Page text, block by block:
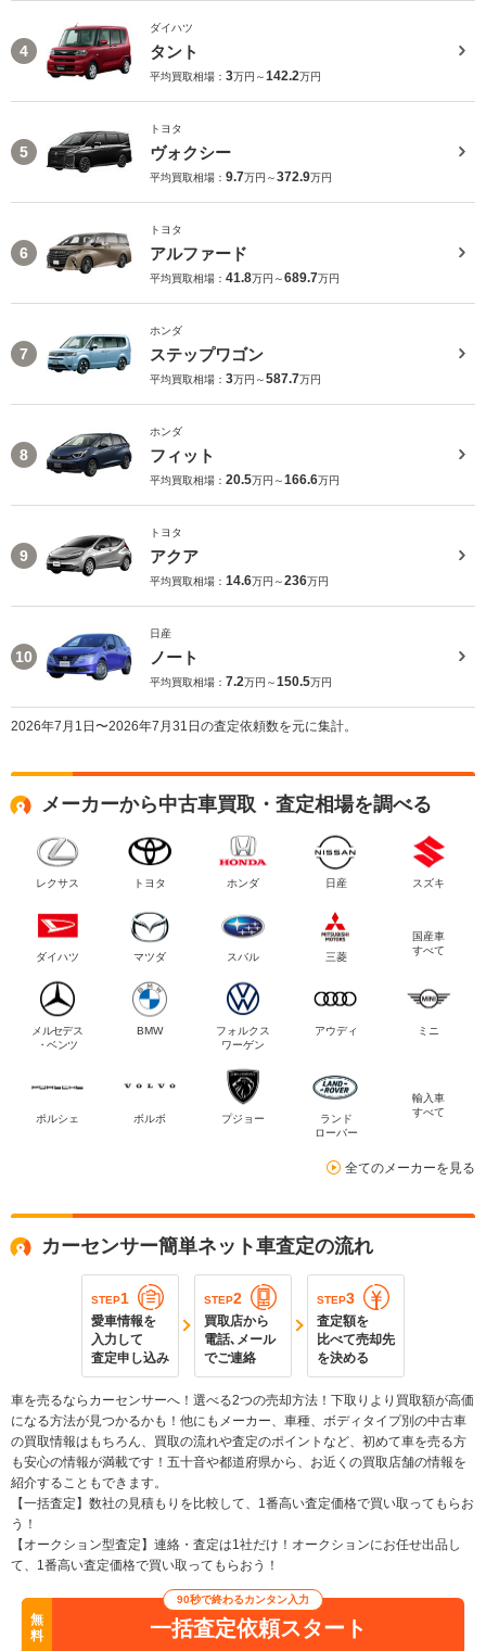
4
ダイハツ
タント
平均買取相場： 3万円～142.2万円
5
トヨタ
ヴォクシー
平均買取相場： 9.7万円～372.9万円
6
トヨタ
アルファード
平均買取相場： 41.8万円～689.7万円
7
ホンダ
ステップワゴン
平均買取相場： 3万円～587.7万円
8
ホンダ
フィット
平均買取相場： 20.5万円～166.6万円
9
トヨタ
アクア
平均買取相場： 14.6万円～236万円
10
日産
ノート
平均買取相場： 7.2万円～150.5万円
2026年7月1日〜2026年7月31日の査定依頼数を元に集計。
メーカーから中古車買取・査定相場を調べる
レクサス トヨタ ホンダ 日産 スズキ
ダイハツ マツダ スバル 三菱
国産車
すべて
メルセデス
・ベンツ
BMW
フォルクス
ワーゲン
アウディ ミニ
ポルシェ ボルボ プジョー
ランド
ローバー
輸入車
すべて
全てのメーカーを見る
カーセンサー簡単ネット車査定の流れ
STEP1
愛車情報を
入力して
査定申し込み
STEP2
買取店から
電話､メール
でご連絡
STEP3
査定額を
比べて売却先
を決める
車を売るならカーセンサーへ！選べる2つの売却方法！下取りより買取額が高価
になる方法が見つかるかも！他にもメーカー、車種、ボディタイプ別の中古車
の買取情報はもちろん、買取の流れや査定のポイントなど、初めて車を売る方
も安心の情報が満載です！五十音や都道府県から、お近くの買取店舗の情報を
紹介することもできます。
【一括査定】数社の見積もりを比較して、1番高い査定価格で買い取ってもらお
う！
【オークション型査定】連絡・査定は1社だけ！オークションにお任せ出品し
て、1番高い査定価格で買い取ってもらおう！
無
料
90秒で終わるカンタン入力
一括査定依頼スタート